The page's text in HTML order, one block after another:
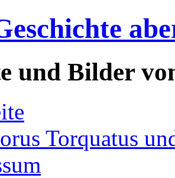
und Bilder
Torquatus